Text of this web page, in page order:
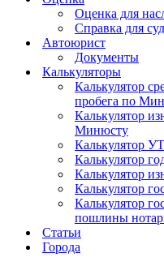
Оценка для
Справка для
Автоюрист
Документы
Калькуляторы
Калькулятор
пробега по
Калькулятор
Минюсту
Калькулятор
Калькулятор
Калькулятор
Калькулятор
Калькулятор
пошлины
Статьи
Города